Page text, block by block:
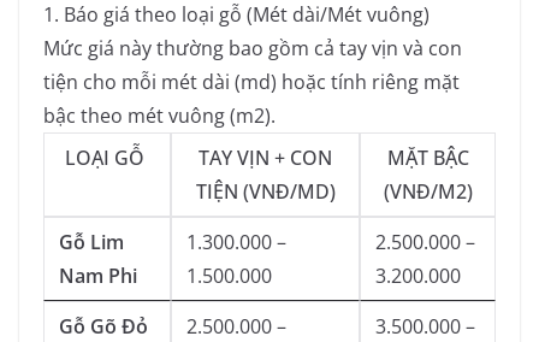
1. Báo giá theo loại gỗ (Mét dài/Mét vuông)
Mức giá này thường bao gồm cả tay vịn và con
tiện cho mỗi mét dài (md) hoặc tính riêng mặt
bậc theo mét vuông (m2).
LOẠI GỖ
TAY VỊN + CON
TIỆN (VNĐ/MD)
MẶT BẬC
(VNĐ/M2)
Gỗ Lim
Nam Phi
1.300.000 –
1.500.000
2.500.000 –
3.200.000
Gỗ Gõ Đỏ
2.500.000 –
3.500.000 –